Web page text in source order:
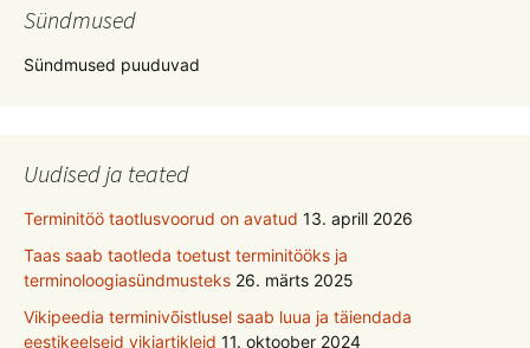
Sündmused
Sündmused puuduvad
Uudised ja teated
Terminitöö taotlusvoorud on avatud 13. aprill 2026
Taas saab taotleda toetust terminitööks ja
terminoloogiasündmusteks 26. märts 2025
Vikipeedia terminivõistlusel saab luua ja täiendada
eestikeelseid vikiartikleid 11. oktoober 2024